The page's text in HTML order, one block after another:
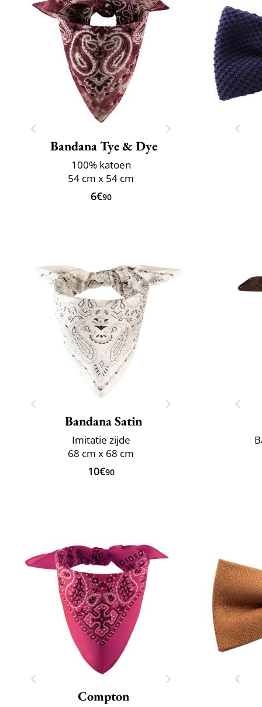
Bandana Tye & Dye
100% katoen
54 cm x 54 cm
6€90
Bandana Satin
Imitatie zijde
68 cm x 68 cm
10€90
Compton